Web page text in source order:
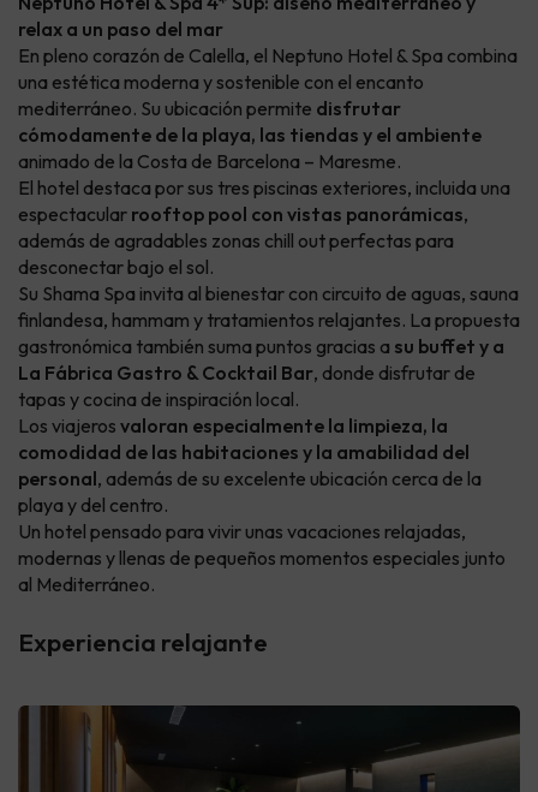
relax a un paso del mar
En pleno corazón de Calella, el Neptuno Hotel & Spa combina
una estética moderna y sostenible con el encanto
mediterráneo. Su ubicación permite disfrutar
cómodamente de la playa, las tiendas y el ambiente
animado de la Costa de Barcelona – Maresme.
El hotel destaca por sus tres piscinas exteriores, incluida una
espectacular rooftop pool con vistas panorámicas,
además de agradables zonas chill out perfectas para
desconectar bajo el sol.
Su Shama Spa invita al bienestar con circuito de aguas, sauna
finlandesa, hammam y tratamientos relajantes. La propuesta
gastronómica también suma puntos gracias a su buffet y a
La Fábrica Gastro & Cocktail Bar, donde disfrutar de
tapas y cocina de inspiración local.
Los viajeros valoran especialmente la limpieza, la
comodidad de las habitaciones y la amabilidad del
personal, además de su excelente ubicación cerca de la
playa y del centro.
Un hotel pensado para vivir unas vacaciones relajadas,
modernas y llenas de pequeños momentos especiales junto
al Mediterráneo.
Experiencia relajante